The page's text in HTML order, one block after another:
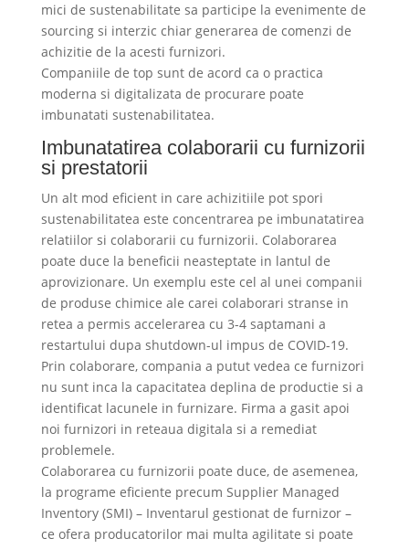
mici de sustenabilitate sa participe la evenimente de
sourcing si interzic chiar generarea de comenzi de
achizitie de la acesti furnizori.
Companiile de top sunt de acord ca o practica
moderna si digitalizata de procurare poate
imbunatati sustenabilitatea.
Imbunatatirea colaborarii cu furnizorii
si prestatorii
Un alt mod eficient in care achizitiile pot spori
sustenabilitatea este concentrarea pe imbunatatirea
relatiilor si colaborarii cu furnizorii. Colaborarea
poate duce la beneficii neasteptate in lantul de
aprovizionare. Un exemplu este cel al unei companii
de produse chimice ale carei colaborari stranse in
retea a permis accelerarea cu 3-4 saptamani a
restartului dupa shutdown-ul impus de COVID-19.
Prin colaborare, compania a putut vedea ce furnizori
nu sunt inca la capacitatea deplina de productie si a
identificat lacunele in furnizare. Firma a gasit apoi
noi furnizori in reteaua digitala si a remediat
problemele.
Colaborarea cu furnizorii poate duce, de asemenea,
la programe eficiente precum Supplier Managed
Inventory (SMI) – Inventarul gestionat de furnizor –
ce ofera producatorilor mai multa agilitate si poate